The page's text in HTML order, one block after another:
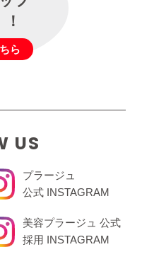
ら
US
プラージュ
公式 INSTAGRAM
美容プラージュ 公式
採用 INSTAGRAM